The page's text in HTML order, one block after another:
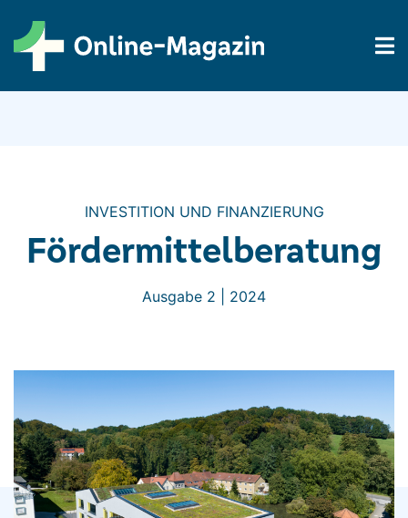
INVESTITION UND FINANZIERUNG
Fördermittel­beratung
Ausgabe 2 | 2024